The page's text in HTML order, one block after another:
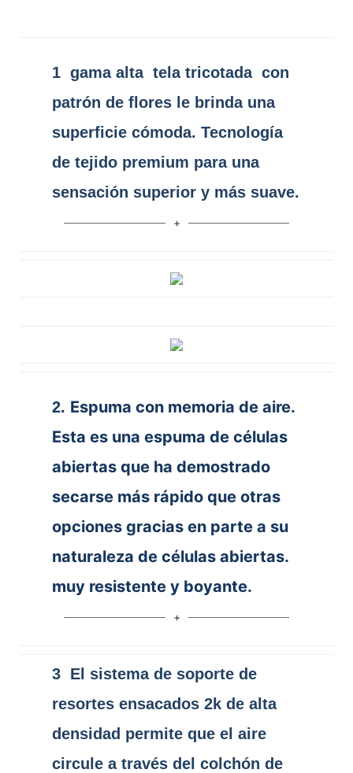
1 gama alta tela tricotada con
patrón de flores le brinda una
superficie cómoda. Tecnología
de tejido premium para una
sensación superior y más suave.
2. Espuma con memoria de aire.
Esta es una espuma de células
abiertas que ha demostrado
secarse más rápido que otras
opciones gracias en parte a su
naturaleza de células abiertas.
muy resistente y boyante.
3 El sistema de soporte de
resortes ensacados 2k de alta
densidad permite que el aire
circule a través del colchón de